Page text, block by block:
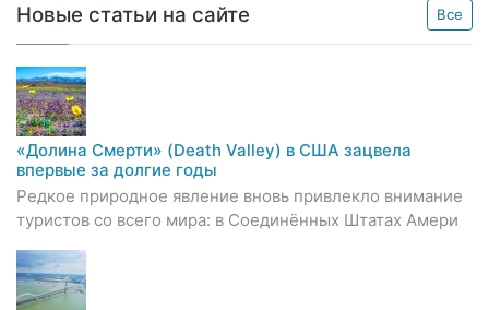
Новые статьи на сайте Все
«Долина Смерти» (Death Valley) в США зацвела
впервые за долгие годы
Редкое природное явление вновь привлекло внимание
туристов со всего мира: в Соединённых Штатах Амери